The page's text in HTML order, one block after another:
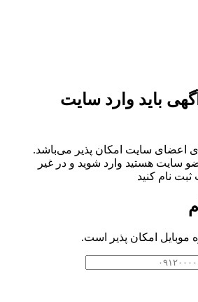
باید وارد سایت
اعضای سایت امکان پذیر می‌باشد.
سایت هستید وارد شوید و در غیر
نام کنید
موبایل امکان پذیر است.